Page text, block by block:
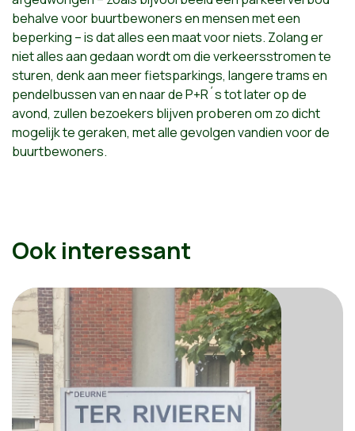
behalve voor buurtbewoners en mensen met een
beperking – is dat alles een maat voor niets. Zolang er
niet alles aan gedaan wordt om die verkeersstromen te
sturen, denk aan meer fietsparkings, langere trams en
pendelbussen van en naar de P+R´s tot later op de
avond, zullen bezoekers blijven proberen om zo dicht
mogelijk te geraken, met alle gevolgen vandien voor de
buurtbewoners.
Ook interessant